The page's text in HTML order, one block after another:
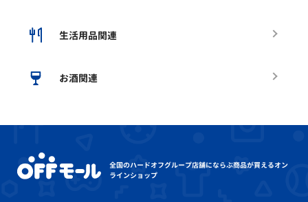
生活用品関連
お酒関連
全国のハードオフグループ店舗にならぶ商品が買えるオン
ラインショップ